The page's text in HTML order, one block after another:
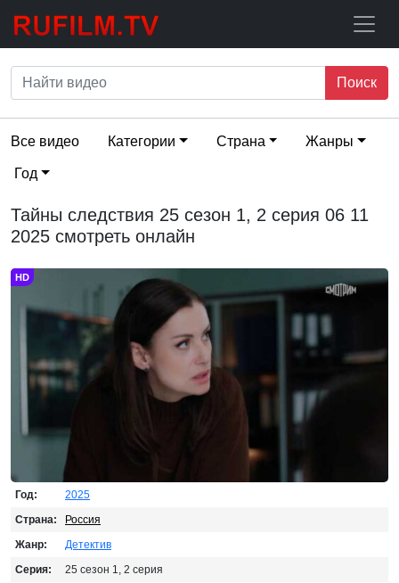
Поиск
Все видео Категории Страна Жанры
Год
Тайны следствия 25 сезон 1, 2 серия 06 11
2025 смотреть онлайн
HD
Год:
2025
Страна:
Россия
Жанр:
Детектив
Серия:
25 сезон 1, 2 серия